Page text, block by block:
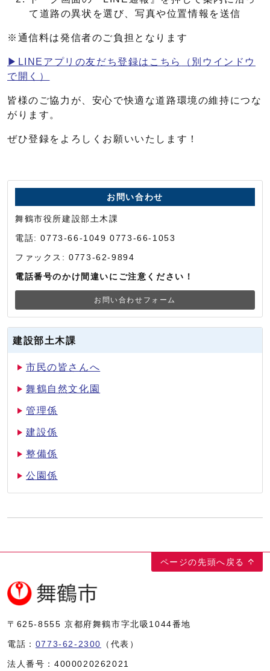
て道路の異状を選び、写真や位置情報を送信
※通信料は発信者のご負担となります
▶LINEアプリの友だち登録はこちら
（別ウインドウ
で開く）
皆様のご協力が、安心で快適な道路環境の維持につな
がります。
ぜひ登録をよろしくお願いいたします！
お問い合わせ
舞鶴市役所建設部土木課
電話: 0773-66-1049 0773-66-1053
ファックス: 0773-62-9894
電話番号のかけ間違いにご注意ください！
お問い合わせフォーム
建設部土木課
市民の皆さんへ
舞鶴自然文化園
管理係
建設係
整備係
公園係
ページの先頭へ戻る
〒625-8555 京都府舞鶴市字北吸1044番地
電話： 0773-62-2300 （代表）
法人番号： 4000020262021